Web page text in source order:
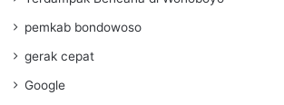
pemkab bondowoso
gerak cepat
Google